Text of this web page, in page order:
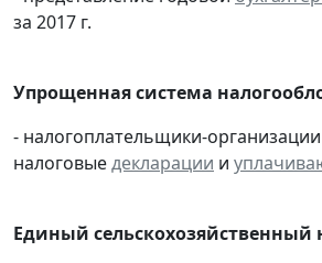
за 2017 г.
Упрощенная система
- налогоплательщики-организации
налоговыедекларации и
Единый сельскохозяйственный